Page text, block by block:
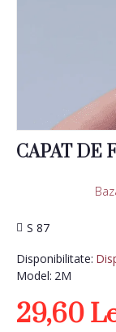
CAPAT DE
Disponibilitate:
Model: 2M
S 87
29,60